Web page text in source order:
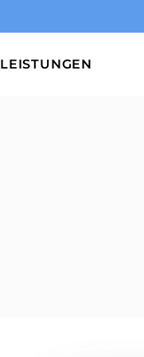
LEISTUNGEN